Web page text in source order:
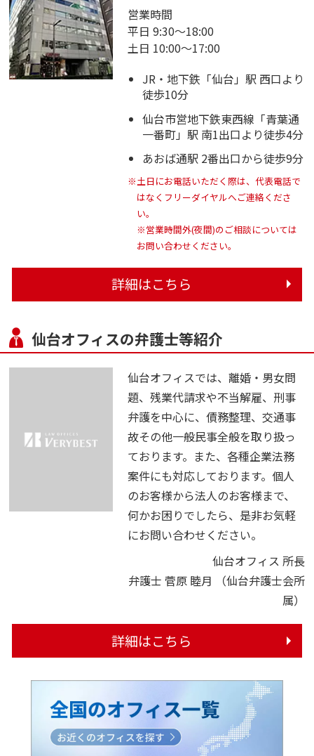
営業時間
平日 9:30～18:00
土日 10:00～17:00
JR・地下鉄「仙台」駅 西口より
徒歩10分
仙台市営地下鉄東西線「青葉通
一番町」駅 南1出口より徒歩4分
あおば通駅 2番出口から徒歩9分
※土日にお電話いただく際は、代表電話で
はなくフリーダイヤルへご連絡くださ
い。
※営業時間外(夜間)のご相談については
お問い合わせください。
詳細はこちら
仙台オフィスの弁護士等紹介
仙台オフィスでは、離婚・男女問
題、残業代請求や不当解雇、刑事
弁護を中心に、債務整理、交通事
故その他一般民事全般を取り扱っ
ております。また、各種企業法務
案件にも対応しております。個人
のお客様から法人のお客様まで、
何かお困りでしたら、是非お気軽
にお問い合わせください。
仙台オフィス 所長
弁護士 菅原 睦月
（仙台弁護士会所
属）
詳細はこちら